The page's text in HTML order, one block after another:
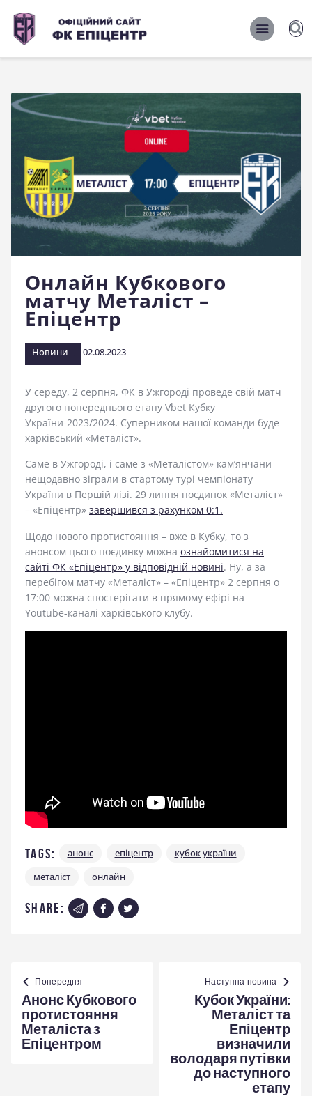
ОФІЦІЙНИЙ САЙТ ФК ЕПІЦЕНТР
ОФІЦІЙНИЙ САЙТ ФК ЕПІЦЕНТР
Головна
Новини
Команда
Матчі 2026/2027
Фото
Історія
Клуб
Фан-шоп
Правила поведінки на
стадіоні
Онлайн Кубкового
матчу Металіст –
Епіцентр
Новини 02.08.2023
У середу, 2 серпня, ФК в Ужгороді проведе свій матч
другого попереднього етапу Vbet Кубку
України-2023/2024. Суперником нашої команди буде
харківський «Металіст».
Саме в Ужгороді, і саме з «Металістом» кам’янчани
нещодавно зіграли в стартому турі чемпіонату
України в Першій лізі. 29 липня поєдинок «Металіст»
– «Епіцентр» завершився з рахунком 0:1.
Щодо нового протистояння – вже в Кубку, то з
анонсом цього поєдинку можна ознайомитися на
сайті ФК «Епіцентр» у відповідній новині. Ну, а за
перебігом матчу «Металіст» – «Епіцентр» 2 серпня о
17:00 можна спостерігати в прямому ефірі на
Youtube-каналі харківського клубу.
Tags: анонс епіцентр
кубок україни
металіст
онлайн
share:
Навігація
записів
Попередня
Анонс Кубкового
протистояння
Металіста з
Епіцентром
Наступна новина
Кубок України:
Металіст та
Епіцентр
визначили
володаря путівки
до наступного
етапу